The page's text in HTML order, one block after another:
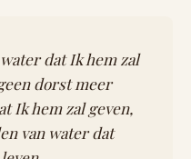
dat Ik hem zal
dorst meer
Ik hem zal geven,
van water dat